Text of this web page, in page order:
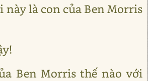
này là con của Ben Morris
Ben Morris thế nào với